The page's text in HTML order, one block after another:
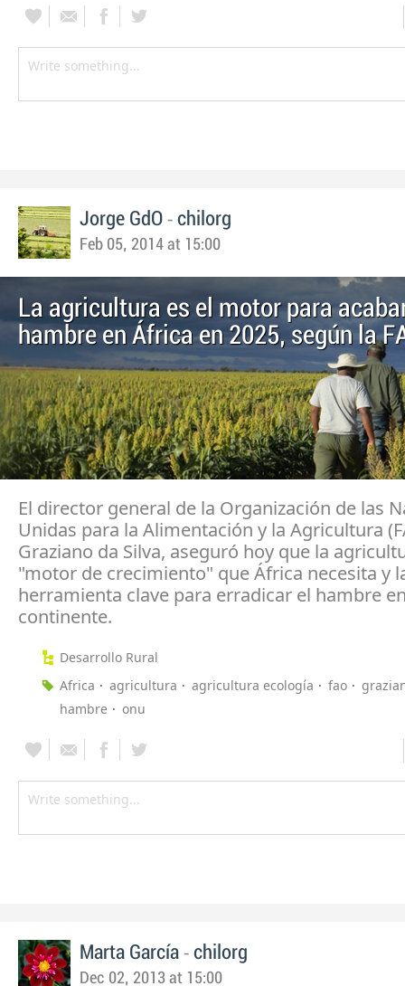
Jorge GdO - chilorg
Feb 05, 2014 at 15:00
La agricultura es el motor para
hambre en África en 2025, según la
El director general de la Organización de las
Unidas para la Alimentación y la Agricultura
Graziano da Silva, aseguró hoy que la
"motor de crecimiento" que África necesita y
herramienta clave para erradicar el hambre
continente.
Desarrollo Rural
Africa
agricultura agricultura ecología fao
hambre
onu
Marta García - chilorg
Dec 02, 2013 at 15:00